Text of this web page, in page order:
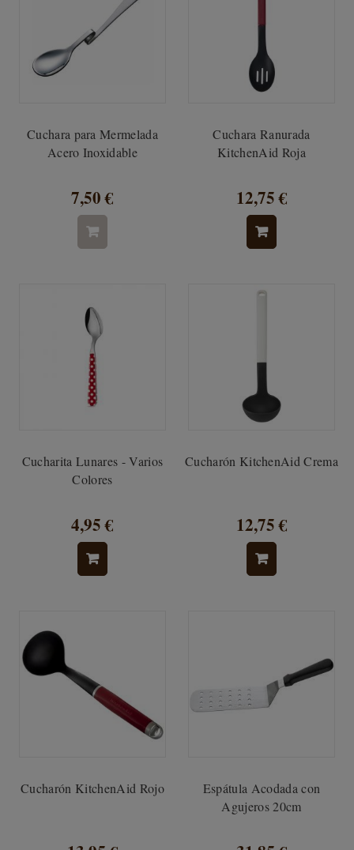
Cuchara para Mermelada
Acero Inoxidable
7,50 €
Cuchara Ranurada
KitchenAid Roja
12,75 €
Cucharita Lunares - Varios
Colores
4,95 €
Cucharón KitchenAid Crema
12,75 €
Cucharón KitchenAid Rojo
Espátula Acodada con
Agujeros 20cm